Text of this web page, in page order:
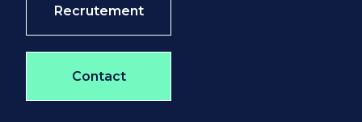
Recrutement
Contact